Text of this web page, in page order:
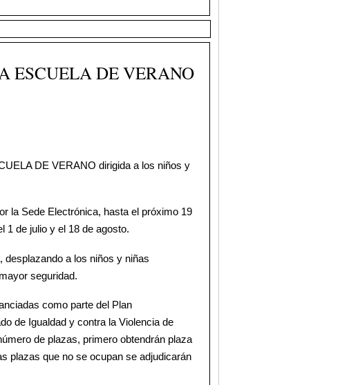
ESCUELA DE VERANO
DE VERANO dirigida a los niños y
la Sede Electrónica, hasta el próximo 19
1 de julio y el 18 de agosto.
a los niños y niñas
seguridad.
como parte del Plan
de Igualdad y contra la Violencia de
de plazas, primero obtendrán plaza
plazas que no se ocupan se adjudicarán